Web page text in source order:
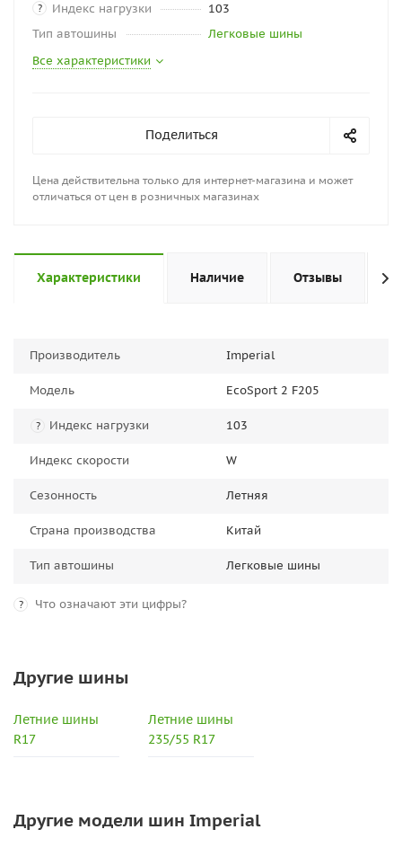
? Индекс нагрузки
103
Тип автошины
Легковые шины
Все характеристики
Поделиться
Цена действительна только для интернет-магазина и может
отличаться от цен в розничных магазинах
Характеристики Наличие Отзывы
Производитель Imperial
Модель EcoSport 2 F205
? Индекс нагрузки 103
Индекс скорости W
Сезонность Летняя
Страна производства Китай
Тип автошины Легковые шины
? Что означают эти цифры?
Другие шины
Летние шины
R17
Летние шины
235/55 R17
Другие модели шин Imperial